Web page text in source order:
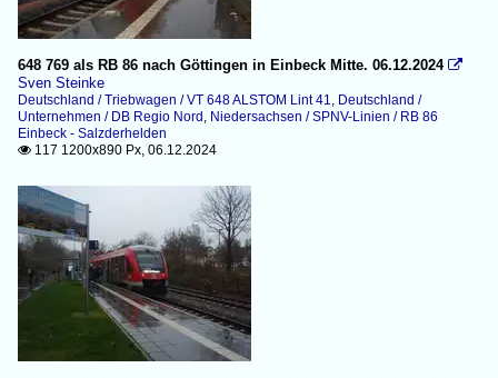
648 769 als RB 86 nach Göttingen in Einbeck Mitte. 06.12.2024 
Sven Steinke
Deutschland / Triebwagen / VT 648 ALSTOM Lint 41, Deutschland /
Unternehmen / DB Regio Nord , Niedersachsen / SPNV-Linien / RB 86
Einbeck - Salzderhelden
 117 1200x890 Px, 06.12.2024